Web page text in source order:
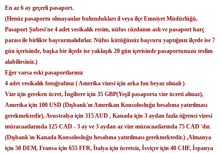
En az 6 ay geçerli pasaport.
(Henüz pasaportu olmayanlar bulundukları il veya ilçe Emniyet Müdürlüğü,
Pasaport Şubesi'ne 4 adet vesikalık resim, nüfus cüzdanın aslı ve pasaport harç
parası ile birlikte başvurmalıdırlar. Nüfus kütüğünüz başvuru yaptığınız ilçede ise 7
gün içerisinde, başka bir ilçede ise yaklaşık 20 gün içerisinde pasaportunuzu teslim
alabilirsiniz.)
Eğer varsa eski pasaportlarınız
4 adet vesikalık fotoğrafınız ( Amerika vizesi için arka fon beyaz olmalı )
Vize için gereken ücret, İngiltere için 35 GBP(Yeşil pasaporta vize ücreti almaz),
Amerika için 100 USD (Dışbank'ın Amerikan Konsolosluğu hesabına yatırılması
gerekmektedir), Avustralya için 315 AUD , Kanada için 3 aydan fazla öğrenci vizesi
müracaatlarında 125 CAD - 3 ay ve 3 aydan az vize müracaatlarında 75 CAD 'dır.
(Dışbank'ın Kanada Konsolosluğu hesabına yatırılması gerekmektedir.) ,Almanya
için 50 DEM, Fransa için 655 FFR, İtalya için ücretsiz, İsviçre için 40 CHF, İspanya